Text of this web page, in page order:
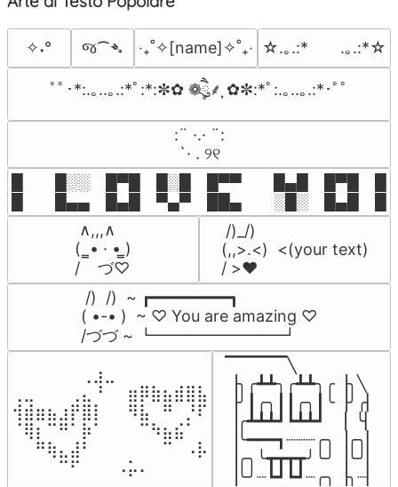
✧˖° જ⁀➴ ‎‧₊˚✧[name]✧˚₊‧ ☆.｡.:*　　.｡.:*☆
ﾟﾟ･*:.｡..｡.:*ﾟ:*:✼✿ ❁ཻུ۪۪⸙͎ ✿✼:*ﾟ:.｡..｡.:*･ﾟﾟ
⠀:¨ ·.· ¨:⠀
⠀ `· . ୨୧⠀
█  █░░ █▀█ █░█ █▀▀  █▄█ █▀█
█  █▄▄ █▄█ ▀▄▀ ██▄  ░█░ █▄█
∧,,,∧
(  ̳• · • ̳)
/    づ♡
/)_/)
(,,>.<)  <(your text)
/ >❤️
/)  /)  ~ ┏━━━━━━━━┓
( •-• )  ~ ♡ You are amazing ♡
/づづ ~ ┗━━━━━━━━┛
⠀⠀⠀⠀⠀⠀⢀⣰⣀⠀⠀⠀⠀⠀⠀⠀⠀
⢀⣀⠀⠀⠀⢀⣄⠘⠀⠀⣶⡿⣷⣦⣾⣿⣧
⢺⣾⣶⣦⣰⡟⣿⡇⠀⠀⠻⣧⠀⠛⠀⡘⠏
⠈⢿⡆⠉⠛⠁⡷⠁⠀⠀⠀⠉⠳⣦⣮⠁⠀
⠀⠀⠛⢷⣄⣼⠃⠀⠀⠀⠀⠀⠀⠉⠀⠠⡧
⠀⠀⠀⠀⠉⠋⠀⠀⠀⠠⡥⠄⠀⠀⠀⠀⠀
▔▔▔▔▔╲
▕╮╭┻┻╮╭┻┻╮╭▕╮╲
▕╯┃╭╮┃┃╭╮┃╰▕╯╭▏
▕╭┻┻┻┛┗┻┻┛  ▕  ╰▏
▕╰━━━┓┈┈┈╭╮▕╭╮▏
▕╭╮╰┳┳┳┳╯╰╯▕╰╯▏
▕╰╯┈┗┛┗┛┈╭╮▕╮┈▏